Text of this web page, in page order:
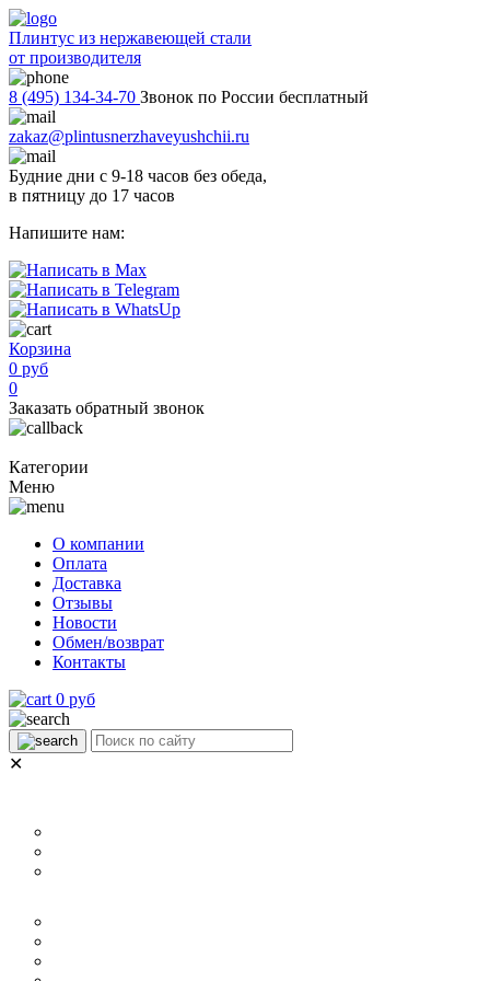
Плинтус из нержавеющей стали
от производителя
8 (495) 134-34-70 Звонок по России бесплатный
zakaz@plintusnerzhaveyushchii.ru
Будние дни с 9-18 часов без обеда,
в пятницу до 17 часов
Напишите нам:
Корзина
0 руб
0
Заказать обратный звонок
Категории
Меню
О компании
Оплата
Доставка
Отзывы
Новости
Обмен/возврат
Контакты
0 руб
✕